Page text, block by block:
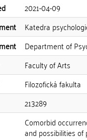
2021-04-09
Katedra
Department of
Faculty of Arts
Filozofická fakulta
213289
Comorbid
and possibilities